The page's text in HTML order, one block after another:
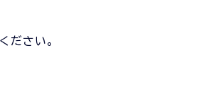
ださい。